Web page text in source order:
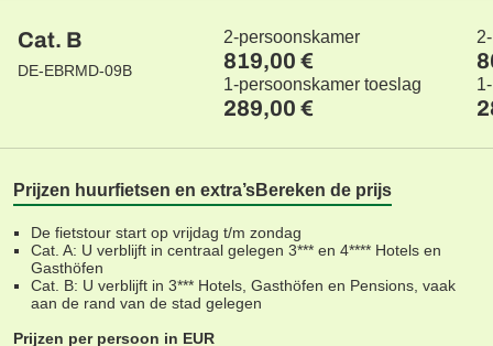
Cat. B
DE-EBRMD-09B
2-persoonskamer
819,00 €
1-persoonskamer toeslag
289,00 €
Prijzen huurfietsen en extra’sBereken de prijs
De fietstour start op vrijdag t/m zondag
Cat. A: U verblijft in centraal gelegen 3*** en 4**** Hotels en
Gasthöfen
Cat. B: U verblijft in 3*** Hotels, Gasthöfen en Pensions, vaak
aan de rand van de stad gelegen
Prijzen per persoon in EUR